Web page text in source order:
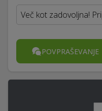
Več kot zadovoljna!
POVPRAŠEVANJE